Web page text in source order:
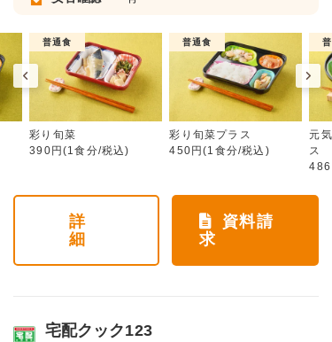
普通食
彩り旬菜
390円(1食分/税込)
普通食
彩り旬菜プラス
450円(1食分/税込)
元
ス
詳
細
資料請
求
宅配クック123